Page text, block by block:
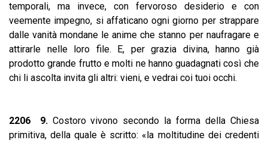
temporali, ma invece, con fervoroso desiderio e con
veemente impegno, si affaticano ogni giorno per strappare
dalle vanità mondane le anime che stanno per naufragare e
attirarle nelle loro file. E, per grazia divina, hanno già
prodotto grande frutto e molti ne hanno guadagnati così che
chi li ascolta invita gli altri: vieni, e vedrai coi tuoi occhi.
2206 9.Costoro vivono secondo la forma della Chiesa
primitiva, della quale è scritto: «la moltitudine dei credenti